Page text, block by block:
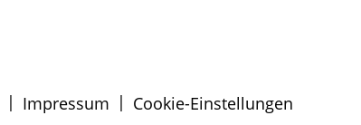
| Impressum | Cookie-Einstellungen